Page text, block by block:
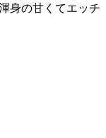
身の甘くてエッチ